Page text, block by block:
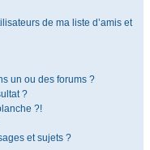
de ma liste d’amis et
un ou des forums ?
?
?!
et sujets ?